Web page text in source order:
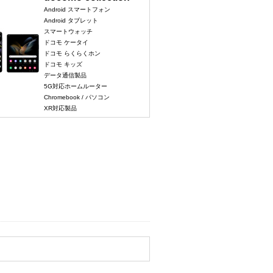
Android スマートフォン
Android タブレット
スマートウォッチ
ドコモ ケータイ
ドコモ らくらくホン
ドコモ キッズ
データ通信製品
5G対応ホームルーター
Chromebook / パソコン
XR対応製品